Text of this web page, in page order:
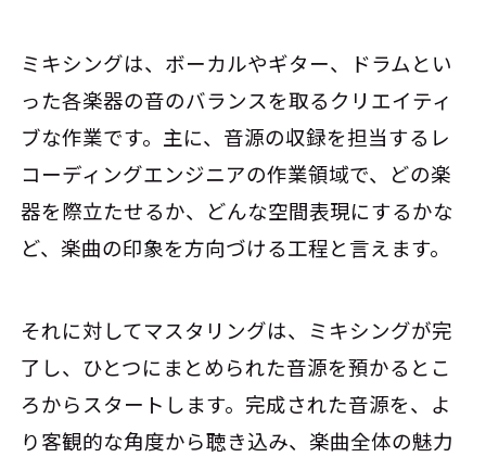
ミキシングは、ボーカルやギター、ドラムとい
った各楽器の音のバランスを取るクリエイティ
ブな作業です。主に、音源の収録を担当するレ
コーディングエンジニアの作業領域で、どの楽
器を際立たせるか、どんな空間表現にするかな
ど、楽曲の印象を方向づける工程と言えます。
それに対してマスタリングは、ミキシングが完
了し、ひとつにまとめられた音源を預かるとこ
ろからスタートします。完成された音源を、よ
り客観的な角度から聴き込み、楽曲全体の魅力